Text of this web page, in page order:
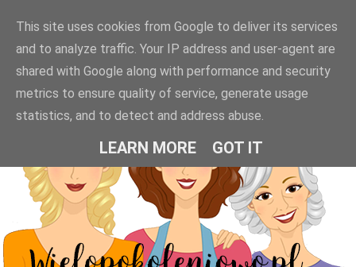
This site uses cookies from Google to deliver its services
and to analyze traffic. Your IP address and user-agent are
shared with Google along with performance and security
metrics to ensure quality of service, generate usage
statistics, and to detect and address abuse.
LEARN MORE GOT IT